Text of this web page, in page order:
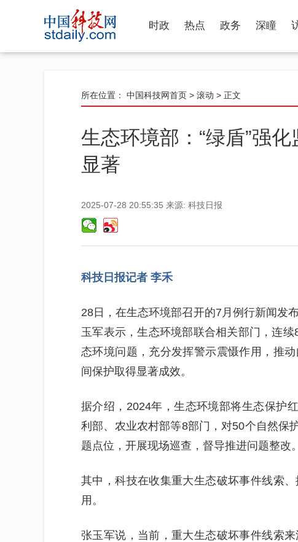
时政 热点 政务 深瞳
所在位置： 中国科技网首页 > 滚动 > 正文
生态环境部：“绿盾”强
显著
2025-07-28 20:55:35 来源: 科技日报
科技日报记者 李禾
28日，在生态环境部召开的7月例行新闻发
玉军表示，生态环境部联合相关部门，连
态环境问题，充分发挥警示震慑作用，推
间保护取得显著成效。
据介绍，2024年，生态环境部将生态保护
利部、农业农村部等8部门，对50个自然保
题点位，开展现场巡查，督导推进问题整改。
其中，科技在收集重大生态破坏事件线索
用。
张玉军说，当前，重大生态破坏事件线索